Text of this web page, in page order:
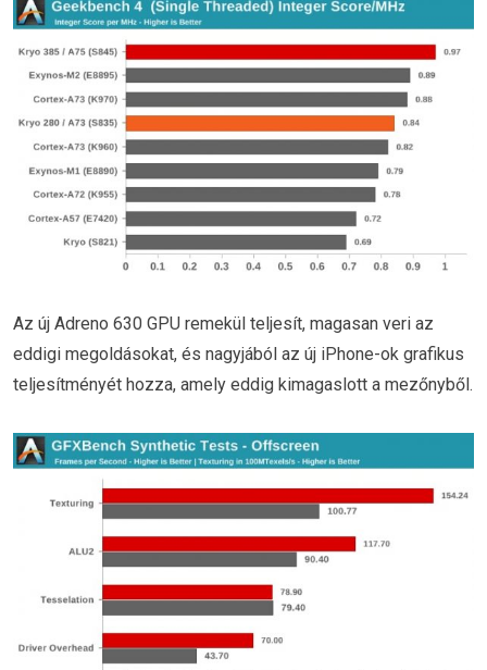
Az új Adreno 630 GPU remekül teljesít, magasan veri az
eddigi megoldásokat, és nagyjából az új iPhone-ok grafikus
teljesítményét hozza, amely eddig kimagaslott a mezőnyből.